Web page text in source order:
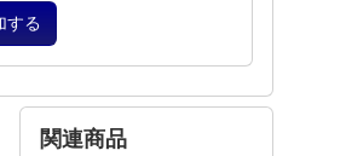
る
関連商品